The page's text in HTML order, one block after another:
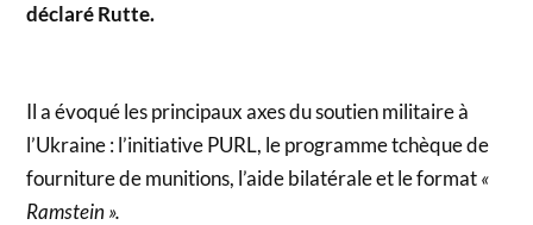
déclaré Rutte.
Il a évoqué les principaux axes du soutien militaire à
l’Ukraine : l’initiative PURL, le programme tchèque de
fourniture de munitions, l’aide bilatérale et le format«
Ramstein ».